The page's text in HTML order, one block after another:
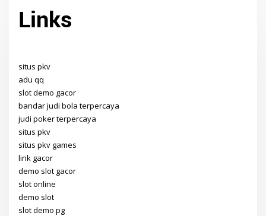
Links
situs pkv
adu qq
slot demo gacor
bandar judi bola terpercaya
judi poker terpercaya
situs pkv
situs pkv games
link gacor
demo slot gacor
slot online
demo slot
slot demo pg